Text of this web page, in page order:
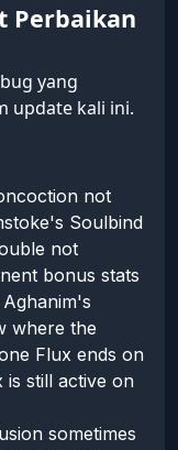
Perbaikan
yang
update kali ini.
not
Soulbind
not
bonus stats
where the
Flux ends on
is still active on
sometimes